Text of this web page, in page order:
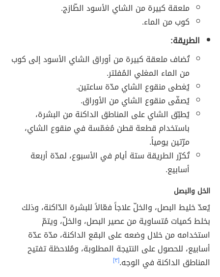
ملعقة كبيرة من الشاي الأسود الطّازج.
كوب من الماء.
الطريقة:
تُضاف ملعقة كبيرة من أوراق الشاي الأسود إلى كوب
من الماء المغلي المُفلتر.
يُغطى منقوع الشاي مدّة ساعتين.
يُصفّى منقوع الشاي من الأوراق.
يُطبّق الشاي على المناطق الداكنة من البشرة،
باستخدام قطعة قطن مُغمّسة في منقوع الشاي،
مرّتين يومياً.
تُكرّر الطريقة ستة أيام في الأسبوع، لمدّة أربعة
أسابيع.
الخل والبصل
يُعدّ خليط البصل، والخلّ علاجاً فعّالاً للبشرة الدّاكنة، وذلك
بخلط كميات مُتساوية من عصير البصل، والخلّ، ويتمّ
استخدامه من خلال وضعه على البقع الداكنة، مدّة عدّة
أسابيع، للحصول على النتيجة المطلوبة، ومُلاحظة تفتيح
المناطق الداكنة في الوجه.[٣]